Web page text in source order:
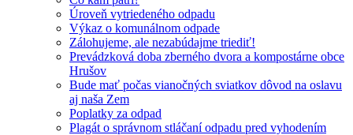
Úroveň vytriedeného odpadu
Výkaz o komunálnom odpade
Zálohujeme, ale nezabúdajme triediť!
Prevádzková doba zberného dvora a kompostárne obce
Hrušov
Bude mať počas vianočných sviatkov dôvod na oslavu
aj naša Zem
Poplatky za odpad
Plagát o správnom stláčaní odpadu pred vyhodením